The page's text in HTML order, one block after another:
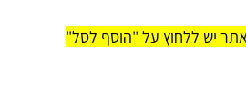
יש ללחוץ על "הוסף לסל"